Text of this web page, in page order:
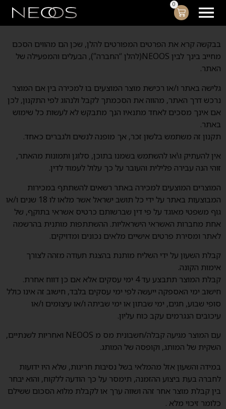
בבקשה קרא את הפרטים המפורטים להלן, שכן הם מהווים הסכם
מחייב בינך לבין NEOOS(להלן “החברה”), הבעלים והמפעילה של
האתר.
גלישה באתר ו/או רכישת מוצר המוצעים בו למכירה בין אם המוצר
נרכש דרך האתר, מהווה את הסכמתך לקבל ולנהוג לפי התקנון, לכן
אם אינך מסכים לאחד מתנאיו הנך מתבקש לא לעשות כל שימוש
באתר.
תקנון זה משתמש בלשון זכר, אך מופנה לנשים ולגברים כאחד.
אין להעתיק ו\או להשתמש בשמנו בתוכן, סלוגן ותמונות מהאתר,
זוהי הנה עבירה פלילית והעובר על כך עלול לעמוד לדין.
המוצרים המוצעים למכירה באתר רשאים להשתתף במכירות
המבוצעות באתר על ידי כל תושב ישראל אשר מלאו לו 18 שנים ו/או
גוף משפטי מאוגד על פי דין שברשותם כרטיס אשראי בתוקף, של
אחת מחברות האשראי הישראליות. ההשתתפות מותנית בהרשמה
לאתר ומסירת פרטים אישיים מלאים נכונים ומדויקים.
קבלת השעון על ידי השליח מותנת בהצגת תעודה מזהה לצורך
אימות הקונה.
קבלת המוצר תתבצע עד 4 ימי עסקים אלא אם כן דווח אחרת.
חישוב ימי האספקה ייעשה לפי ימי עסקים בלבד, חישוב זה אינו כולל
סופי שבוע, חגים, ימי שבתון או ימי שביתה ו/או עיצומים ו/או
עיכובים הנגרמים עקב כוח עליון.
עם המוצר מגיעה קבלה/חשבונית מס מ NEOOS ואחריות לשנתיים,
השקית של המותג, וקופסה של המותג.
במידה והשעון אזל מהמלאי בשל נסיבות חריגות, שלא היו ידועות
לחברה בעת ביצוע ההזמנה, תימסר על כך הודעה ללקוח, והוא יבחר
בין קבלת מוצר אחר זהה ושווה ערך או לקבלת מלוא הסכום ששילם
כלומר זיכוי מלא .